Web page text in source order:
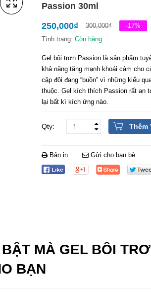
Passion 30ml
300,000₫
250,000₫
-17%
Tình trạng: Còn hàng
Gel bôi trơn Passion là sản phẩm
khả năng tăng mạnh khoái cảm
cặp đôi đang “buồn” vì những kiểu
thuộc. Gel kích thích Passion rất an
lại bất kì kích ứng nào.
Thêm
Bản in Gửi cho bạn bè
MÀ GEL BÔI
BẠN